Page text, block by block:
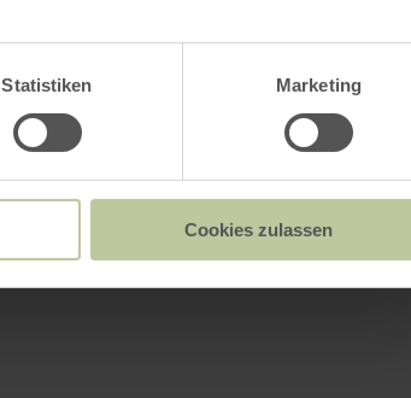
Statistiken Marketing
Cookies zulassen